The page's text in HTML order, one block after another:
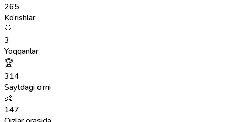
265
Ko‘rishlar
🤍
3
Yoqqanlar
🏆
314
Saytdagi o‘rni
👶
147